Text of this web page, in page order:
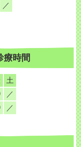
／
療時間
土
／
／